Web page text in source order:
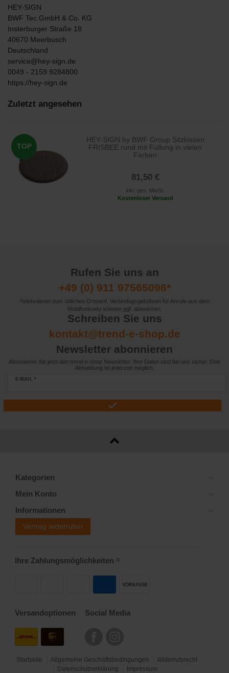
HEY-SIGN
BWF Tec GmbH & Co. KG
Insterburger Straße 18
40670 Meerbusch
Deutschland
service@hey-sign.de
0049 - 2159 9284800
https://hey-sign.de
Zuletzt angesehen
TOP
HEY-SIGN by BWF Group Sitzkissen
FRISBEE rund mit Füllung in vielen
Farben
81,50 €
inkl. ges. MwSt.
Kostenloser Versand
Rufen Sie uns an
+49 (0) 911 97565096*
*telefonieren zum üblichen Ortstarif. Verbindugsgebühren für Anrufe aus dem
Mobilfunknetz können ggf. abweichen.
Schreiben Sie uns
kontakt@trend-e-shop.de
Newsletter abonnieren
Abonnieren Sie jetzt den trend-e-shop Newsletter. Ihre Daten sind bei uns sicher. Eine
Abmeldung ist jederzeit möglich.
E-MAIL *
Kategorien
Mein Konto
Informationen
Vertrag widerrufen
Ihre Zahlungsmöglichkeiten 2)
VORKASSE
Versandoptionen Social Media
Startseite Allgemeine Geschäftsbedingungen
Widerrufsrecht
Datenschutzerklärung
Impressum